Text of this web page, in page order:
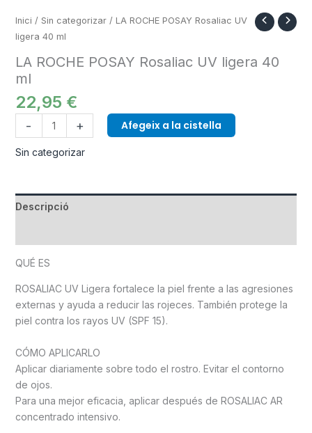
Inici / Sin categorizar/ LA ROCHE POSAY Rosaliac UV
ligera 40 ml
LA ROCHE POSAY Rosaliac UV ligera 40
ml
22,95 €
- + Afegeix a la cistella
Sin categorizar
Descripció
QUÉ ES
ROSALIAC UV Ligera fortalece la piel frente a las agresiones
externas y ayuda a reducir las rojeces. También protege la
piel contra los rayos UV (SPF 15).
CÓMO APLICARLO
Aplicar diariamente sobre todo el rostro. Evitar el contorno
de ojos.
Para una mejor eficacia, aplicar después de ROSALIAC AR
concentrado intensivo.